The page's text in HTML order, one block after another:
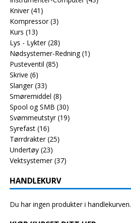
Kniver (41)
Kompressor (3)
Kurs (13)
Lys - Lykter (28)
Nødsystemer-Redning (1)
Pusteventil (85)
Skrive (6)
Slanger (33)
Smøremiddel (8)
Spool og SMB (30)
Svømmeutstyr (19)
Syrefast (16)
Tørrdrakter (25)
Undertøy (23)
Vektsystemer (37)
HANDLEKURV
Du har ingen produkter i handlekurven.